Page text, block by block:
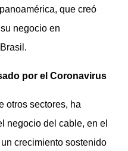
que creó
negocio en
por el Coronavirus
otros sectores, ha
negocio del cable, en el
crecimiento sostenido